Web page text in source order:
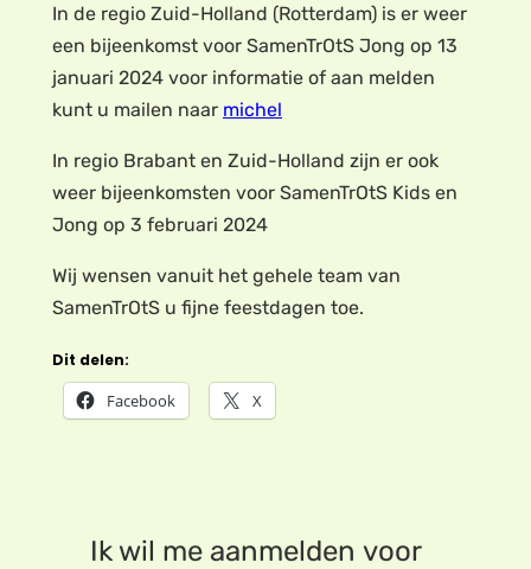
In de regio Zuid-Holland (Rotterdam) is er weer
een bijeenkomst voor SamenTrOtS Jong op 13
januari 2024 voor informatie of aan melden
kunt u mailen naar michel
In regio Brabant en Zuid-Holland zijn er ook
weer bijeenkomsten voor SamenTrOtS Kids en
Jong op 3 februari 2024
Wij wensen vanuit het gehele team van
SamenTrOtS u fijne feestdagen toe.
Dit delen:
Facebook X
Ik wil me aanmelden voor